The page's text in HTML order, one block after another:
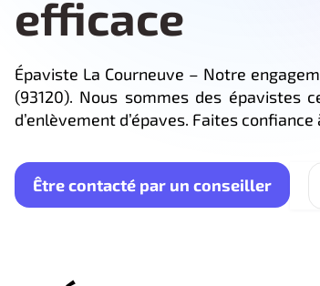
efficace
Épaviste La Courneuve – Notre
(93120). Nous sommes des épavistes
d’enlèvement d’épaves. Faites
Être contacté par un conseiller